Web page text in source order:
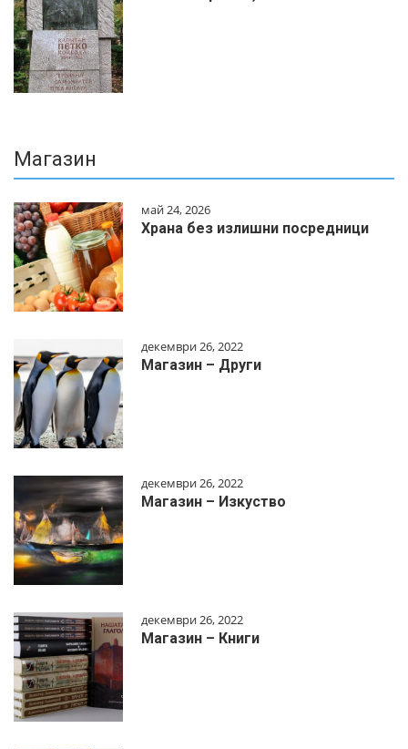
Магазин
май 24, 2026
Храна без излишни посредници
декември 26, 2022
Магазин – Други
декември 26, 2022
Магазин – Изкуство
декември 26, 2022
Магазин – Книги